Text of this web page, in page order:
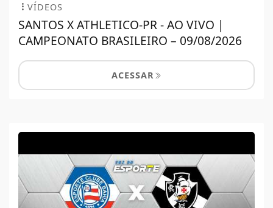
VÍDEOS
SANTOS X ATHLETICO-PR - AO VIVO |
CAMPEONATO BRASILEIRO – 09/08/2026
ACESSAR